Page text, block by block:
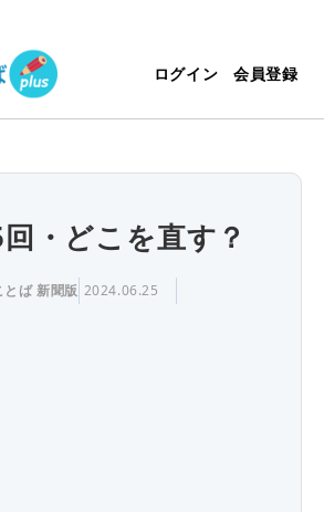
ログイン 会員登録
・どこを直す？
とば 新聞版 2024.06.25